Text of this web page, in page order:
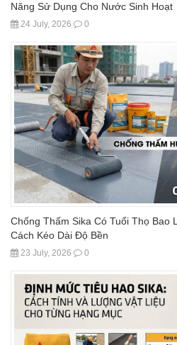
Năng Sử Dụng Cho Nước Sinh Hoạt
24 July, 2026 0
Chống Thấm Sika Có Tuổi Thọ Bao
Cách Kéo Dài Độ Bền
23 July, 2026 0